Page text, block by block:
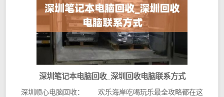
深圳笔记本电脑回收_深圳回收电脑联系方式
深圳顺心电脑回收： 欢乐海岸吃喝玩乐最全攻略都在这